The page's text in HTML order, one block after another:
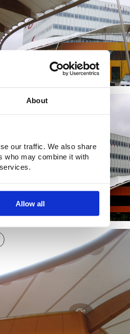
About
our traffic. We also share
who may combine it with
Allow all